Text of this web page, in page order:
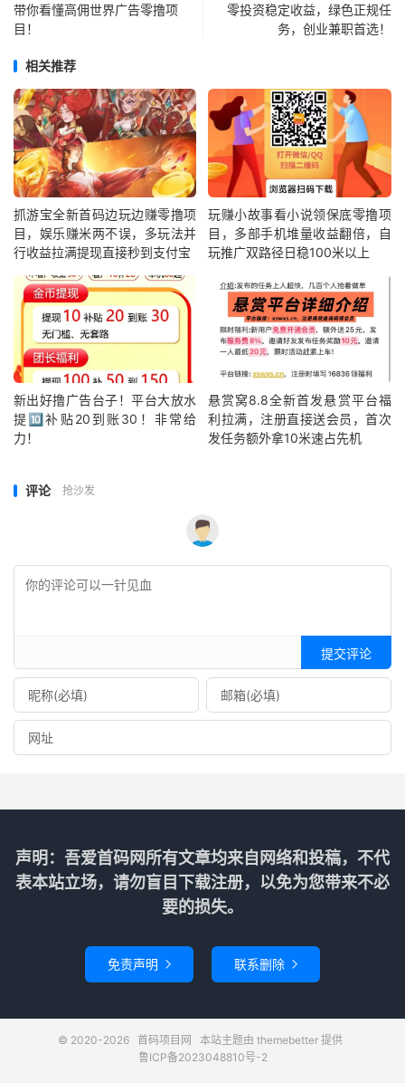
带你看懂高佣世界广告零撸项
目！
零投资稳定收益，绿色正规任
务，创业兼职首选！
相关推荐
抓游宝全新首码边玩边赚零撸项
目，娱乐赚米两不误，多玩法并
行收益拉满提现直接秒到支付宝
玩赚小故事看小说领保底零撸项
目，多部手机堆量收益翻倍，自
玩推广双路径日稳100米以上
新出好撸广告台子！平台大放水
提🔟补贴20到账30！非常给
力！
悬赏窝8.8全新首发悬赏平台福
利拉满，注册直接送会员，首次
发任务额外拿10米速占先机
评论 抢沙发
提交评论
声明：吾爱首码网所有文章均来自网络和投稿，不代
表本站立场，请勿盲目下载注册，以免为您带来不必
要的损失。
免责声明  联系删除 
© 2020-2026 首码项目网 本站主题由 themebetter提供
鲁ICP备2023048810号-2